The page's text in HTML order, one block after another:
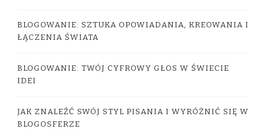
BLOGOWANIE: SZTUKA OPOWIADANIA, KREOWANIA I
ŁĄCZENIA ŚWIATA
BLOGOWANIE: TWÓJ CYFROWY GŁOS W ŚWIECIE
IDEI
JAK ZNALEŹĆ SWÓJ STYL PISANIA I WYRÓŻNIĆ SIĘ W
BLOGOSFERZE